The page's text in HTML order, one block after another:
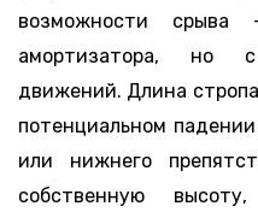
возможности
амортизатора, но
движений. Длина
потенциальном
или нижнего
собственную